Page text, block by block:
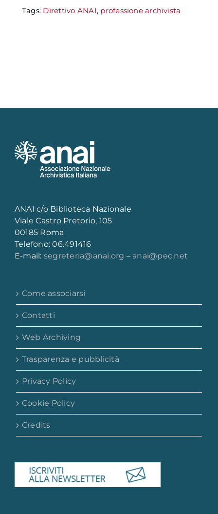
Tags: Direttivo ANAI, professione archivista
ANAI c/o Biblioteca Nazionale
Viale Castro Pretorio, 105
00185 Roma
Telefono: 06.491416
E-mail: segreteria@anai.org – anai@pec.net
Come associarsi
Contatti
Web Archiving
Trasparenza e pubblicità
Privacy Policy
Cookie Policy
Credits